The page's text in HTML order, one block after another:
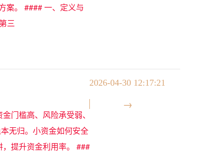
案。 #### 一、定义与
三
2026-04-30 12:17:21
门槛高、风险承受弱、
无归。小资金如何安全
提升资金利用率。 ###